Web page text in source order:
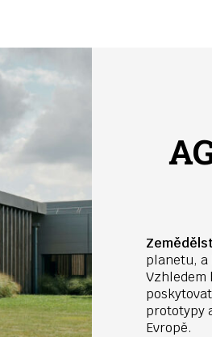
planetu, a
Vzhledem
prototypy
Evropě.